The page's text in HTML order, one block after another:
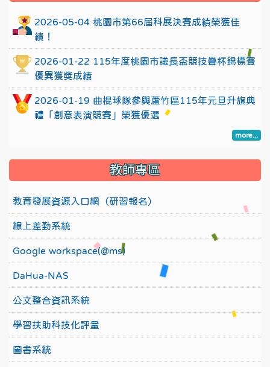
2026-05-04 桃園市第66屆科展決賽成績榮獲佳
績！
2026-01-22 115年度桃園市議長盃競技疊杯錦標賽
優異獲獎成績
2026-01-19 曲棍球隊參與蘆竹區115年元旦升旗典
禮「創意表演競賽」榮獲優選
more...
教師專區
教育發展資源入口網（研習報名）
線上差勤系統
Google workspace(@ms)
DaHua-NAS
公文整合資訊系統
學習扶助科技化評量
圖書系統